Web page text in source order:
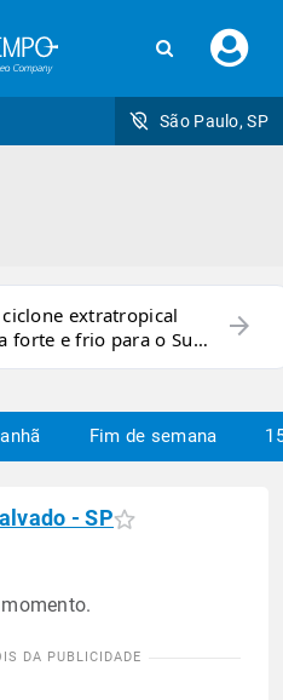
seu
São Paulo, SP
extratropical
forte e frio para o Sul
arrow_forward
Fim de semana
- SP